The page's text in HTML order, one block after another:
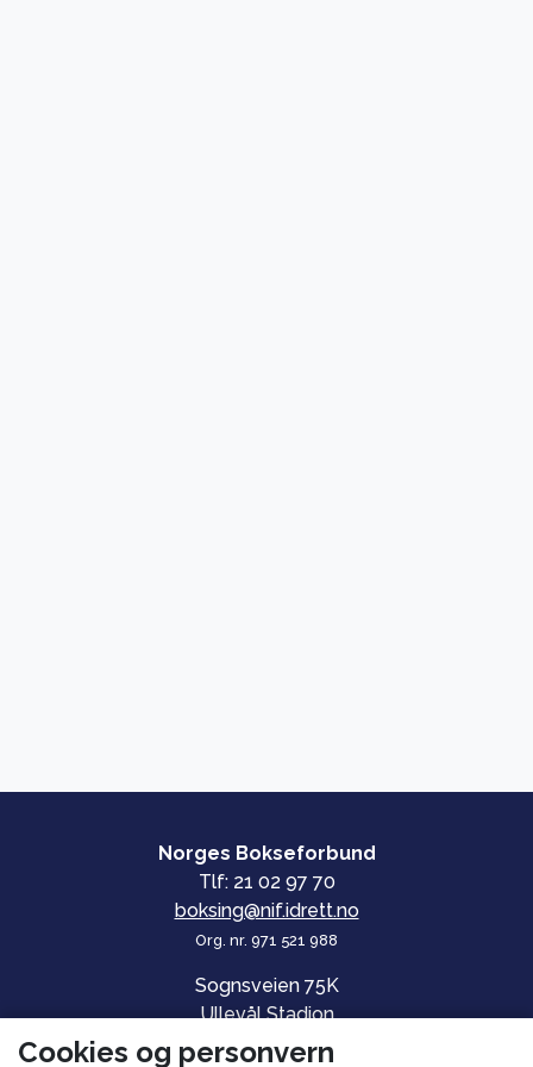
Norges Bokseforbund
Tlf: 21 02 97 70
boksing@nif.idrett.no
Org. nr. 971 521 988
Sognsveien 75K
Ullevål Stadion
0840 OSLO
Cookies og personvern